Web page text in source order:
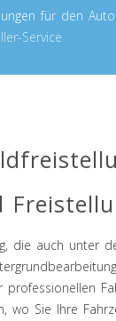
für den
Service
die auch unter
wo Sie Ihre